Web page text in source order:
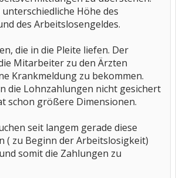
Höhe des
des Arbeitslosengeldes.
die in die Pleite liefen. Der
Mitarbeiter zu den Ärzten
Krankmeldung zu bekommen.
die Lohnzahlungen nicht gesichert
schon größere Dimensionen.
seit langem gerade diese
( zu Beginn der Arbeitslosigkeit)
somit die Zahlungen zu